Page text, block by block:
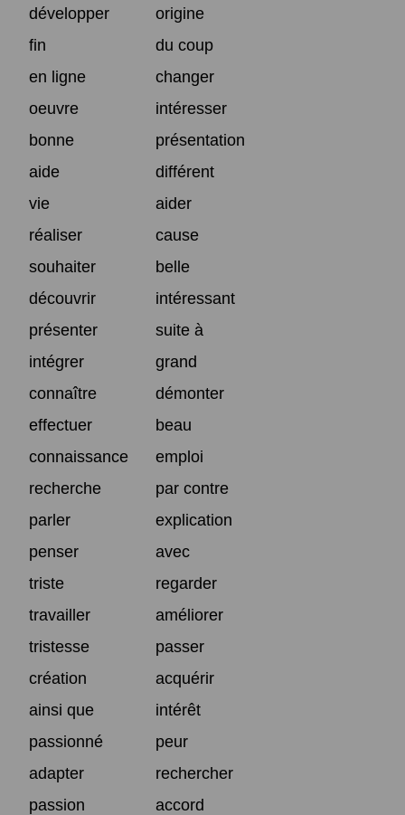
développer
origine
fin
du coup
en ligne
changer
oeuvre
intéresser
bonne
présentation
aide
différent
vie
aider
réaliser
cause
souhaiter
belle
découvrir
intéressant
présenter
suite à
intégrer
grand
connaître
démonter
effectuer
beau
connaissance
emploi
recherche
par contre
parler
explication
penser
avec
triste
regarder
travailler
améliorer
tristesse
passer
création
acquérir
ainsi que
intérêt
passionné
peur
adapter
rechercher
passion
accord